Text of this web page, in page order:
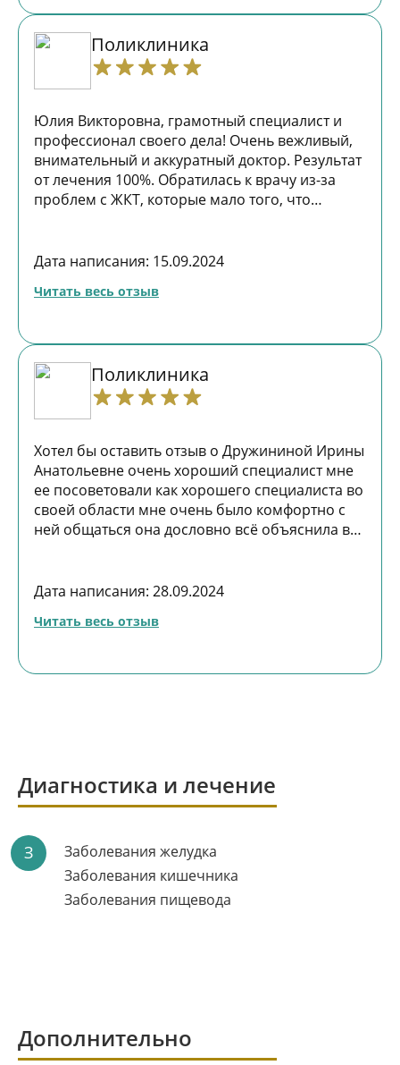
Поликлиника
Юлия Викторовна, грамотный специалист и
профессионал своего дела! Очень вежливый,
внимательный и аккуратный доктор. Результат
от лечения 100%. Обратилась к врачу из-за
проблем с ЖКТ, которые мало того, что
организме в целом, были и лор заболевания и
причину проблем ЖКТ, назначила подробное,
итог лечения потрясающий - ушли
дискомфортные и болезненные ощущения в
жкт (по данным УЗИ показатели улучшились),
без тонзилита. Планирую и дальше
наблюдаться у Юлии Викторовны, так как
поняла, что лучшее лечение-это
профилактика.
Дата написания: 15.09.2024
Читать весь отзыв
Поликлиника
Хотел бы оставить отзыв о Дружининой Ирины
Анатольевне очень хороший специалист мне
ее посоветовали как хорошего специалиста во
своей области мне очень было комфортно с
ней общаться она дословно всё объяснила все
Дата написания: 28.09.2024
Читать весь отзыв
Диагностика и лечение
З
Заболевания желудка
Заболевания кишечника
Заболевания пищевода
Дополнительно